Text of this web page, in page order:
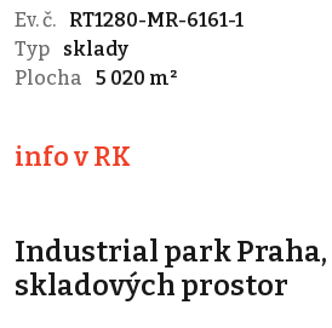
Ev. č.
RT1280-MR-6161-1
Typ
sklady
Plocha
5 020 m²
info v RK
Industrial park
skladových prostor